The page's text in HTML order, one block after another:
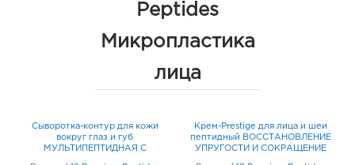
347900, Ростовская область, г.о. город Таганрог, г
График работы:10:00 - 17:00
Peptides
Микропластика
лица
Сыворотка-контур для кожи
вокруг глаз и губ
МУЛЬТИПЕПТИДНАЯ С
Крем-Prestige для лица и шеи
пептидный ВОССТАНОВЛЕНИЕ
УПРУГОСТИ И СОКРАЩЕНИЕ